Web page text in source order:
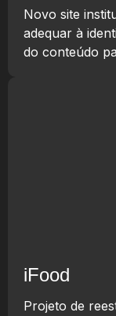
Novo site
adequar à
do conteúdo
iFood
Projeto de